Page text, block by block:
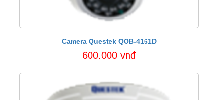
Camera Questek QOB-4161D
600.000 vnđ